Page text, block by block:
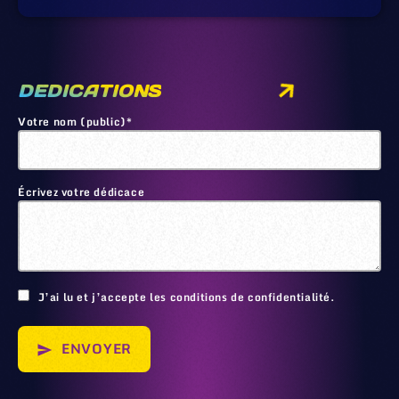
DEDICATIONS
Votre nom (public)*
Écrivez votre dédicace
J’ai lu et j’accepte les conditions de confidentialité.
send ENVOYER